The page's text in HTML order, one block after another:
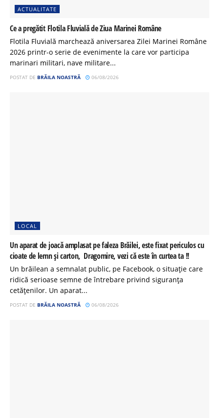
ACTUALITATE
Ce a pregătit Flotila Fluvială de Ziua Marinei Române
Flotila Fluvială marchează aniversarea Zilei Marinei Române
2026 printr-o serie de evenimente la care vor participa
marinari militari, nave militare...
POSTAT DE BRĂILA NOASTRĂ 06/08/2026
LOCAL
Un aparat de joacă amplasat pe faleza Brăilei, este fixat periculos cu
cioate de lemn și carton, Dragomire, vezi că este în curtea ta !!
Un brăilean a semnalat public, pe Facebook, o situație care
ridică serioase semne de întrebare privind siguranța
cetățenilor. Un aparat...
POSTAT DE BRĂILA NOASTRĂ 06/08/2026